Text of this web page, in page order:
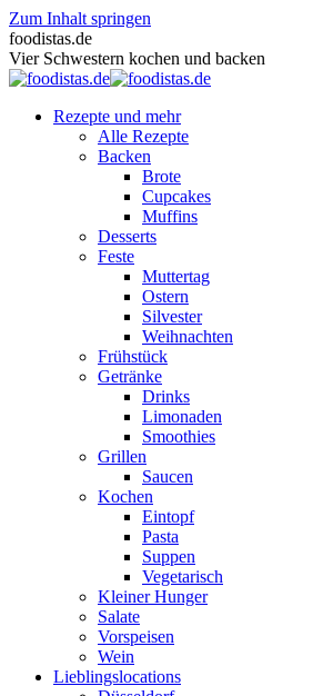
Zum Inhalt springen
foodistas.de
Vier Schwestern kochen und backen
Rezepte und mehr
Alle Rezepte
Backen
Brote
Cupcakes
Muffins
Desserts
Feste
Muttertag
Ostern
Silvester
Weihnachten
Frühstück
Getränke
Drinks
Limonaden
Smoothies
Grillen
Saucen
Kochen
Eintopf
Pasta
Suppen
Vegetarisch
Kleiner Hunger
Salate
Vorspeisen
Wein
Lieblingslocations